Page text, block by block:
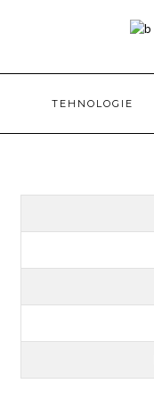
TEHNOLOGIE